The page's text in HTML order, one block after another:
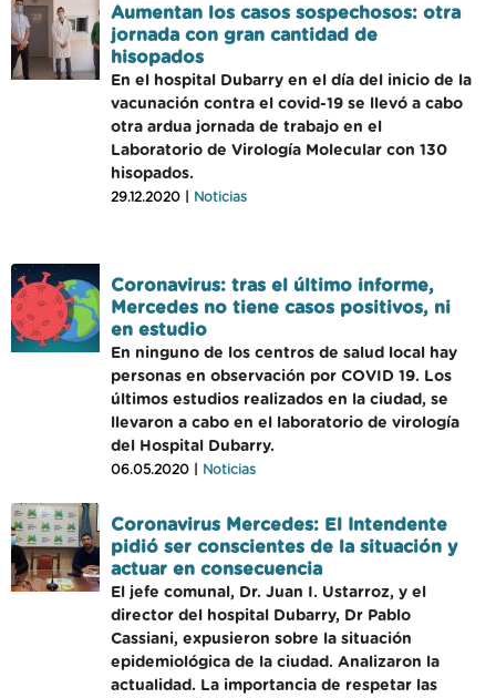
Aumentan los casos sospechosos: otra
jornada con gran cantidad de
hisopados
En el hospital Dubarry en el día del inicio de la
vacunación contra el covid-19 se llevó a cabo
otra ardua jornada de trabajo en el
Laboratorio de Virología Molecular con 130
hisopados.
29.12.2020 | Noticias
Coronavirus: tras el último informe,
Mercedes no tiene casos positivos, ni
en estudio
En ninguno de los centros de salud local hay
personas en observación por COVID 19. Los
últimos estudios realizados en la ciudad, se
llevaron a cabo en el laboratorio de virología
del Hospital Dubarry.
06.05.2020 | Noticias
Coronavirus Mercedes: El Intendente
pidió ser conscientes de la situación y
actuar en consecuencia
El jefe comunal, Dr. Juan I. Ustarroz, y el
director del hospital Dubarry, Dr Pablo
Cassiani, expusieron sobre la situación
epidemiológica de la ciudad. Analizaron la
actualidad. La importancia de respetar las